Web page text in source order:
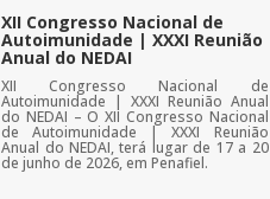
XII Congresso Nacional de
Autoimunidade | XXXI Reunião
Anual do NEDAI
XII Congresso Nacional de
Autoimunidade | XXXI Reunião Anual
do NEDAI – O XII Congresso Nacional
de Autoimunidade | XXXI Reunião
Anual do NEDAI, terá lugar de 17 a 20
de junho de 2026, em Penafiel.